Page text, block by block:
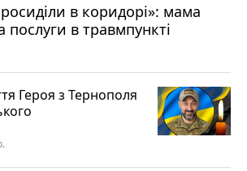
в коридорі»: мама
послуги в травмпункті
Героя з Тернополя